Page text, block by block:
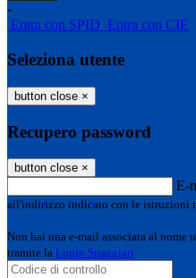
-
Entra con SPID Entra con CIE
Seleziona utente
button close ×
Recupero password
button close ×
E-
all'indirizzo indicato con le istruzioni
Non hai una e-mail associata al nome
tramite la Login Spaggiari